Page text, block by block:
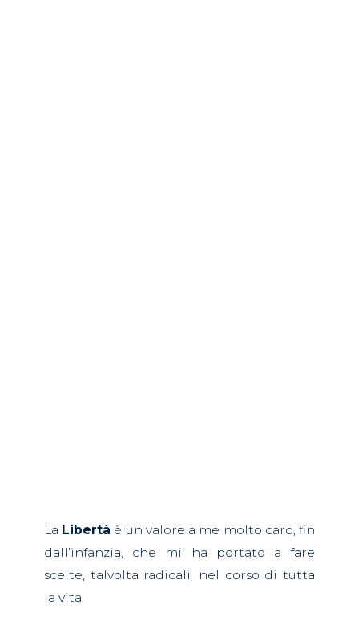
La Libertà è un valore a me molto caro, fin
dall’infanzia, che mi ha portato a fare
scelte, talvolta radicali, nel corso di tutta
la vita.